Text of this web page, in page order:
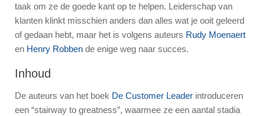
taak om ze de goede kant op te helpen. Leiderschap van
klanten klinkt misschien anders dan alles wat je ooit geleerd
of gedaan hebt, maar het is volgens auteurs Rudy Moenaert
en Henry Robben de enige weg naar succes.
Inhoud
De auteurs van het boek De Customer Leader introduceren
een “stairway to greatness”, waarmee ze een aantal stadia